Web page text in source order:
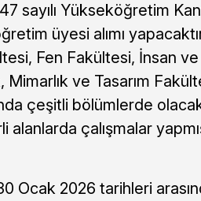
sayılı Yükseköğretim
üyesi alımı
Fen Fakültesi, İnsan
ve Tasarım
çeşitli bölümlerde
alanlarda çalışmalar
Ocak 2026 tarihleri